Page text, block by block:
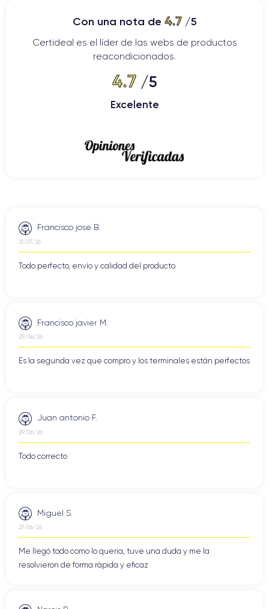
Con una nota de 4.7/5
Certideal es el líder de las webs de productos
reacondicionados.
4.7/5
Excelente
Francisco jose B.
21/07/26
Todo perfecto, envío y calidad del producto.
Francisco javier M.
29/06/26
Es la segunda vez que compro y los terminales están perfectos
Juan antonio F.
29/06/26
Todo correcto
Miguel S.
27/06/26
Me llegó todo como lo queria, tuve una duda y me la
resolvieron de forma rápida y eficaz